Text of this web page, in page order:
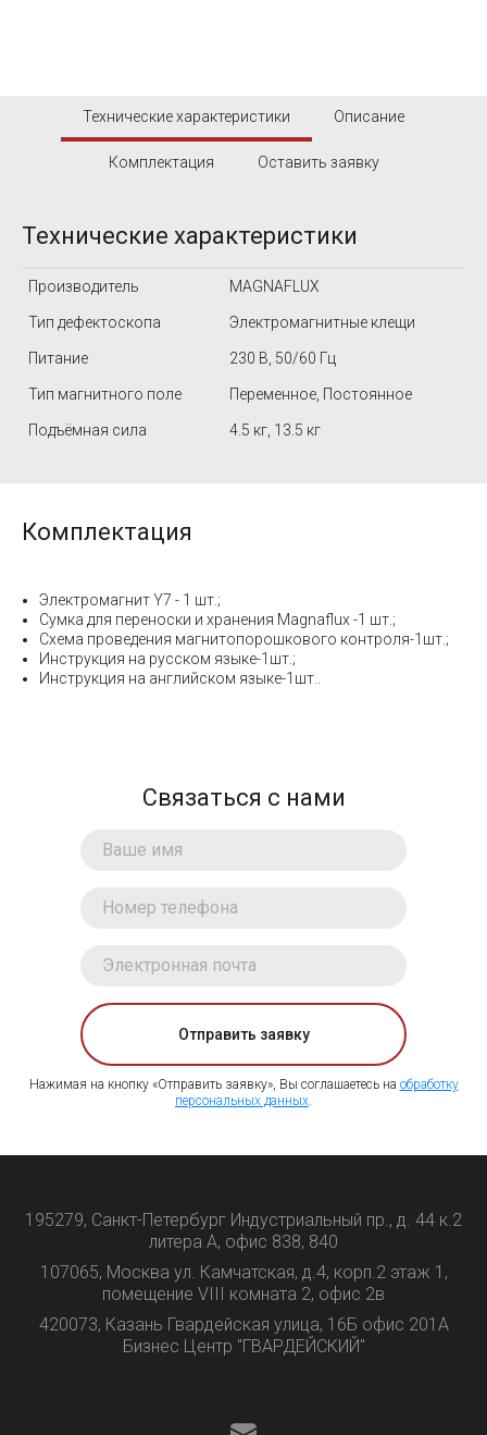
Технические характеристики Описание
Комплектация Оставить заявку
Технические характеристики
Производитель MAGNAFLUX
Тип дефектоскопа Электромагнитные клещи
Питание 230 В, 50/60 Гц
Тип магнитного поле Переменное, Постоянное
Подъёмная сила 4.5 кг, 13.5 кг
Комплектация
Электромагнит Y7 - 1 шт.;
Сумка для переноски и хранения Magnaflux -1 шт.;
Схема проведения магнитопорошкового контроля-1шт.;
Инструкция на русском языке-1шт.;
Инструкция на английском языке-1шт..
Связаться с нами
Отправить заявку
Нажимая на кнопку «Отправить заявку», Вы соглашаетесь на обработку
персональных данных.
195279, Санкт-Петербург Индустриальный пр., д. 44 к.2
литера А, офис 838, 840
107065, Москва ул. Камчатская, д.4, корп.2 этаж 1,
помещение VIII комната 2, офис 2в
420073, Казань Гвардейская улица, 16Б офис 201А
Бизнес Центр "ГВАРДЕЙСКИЙ"